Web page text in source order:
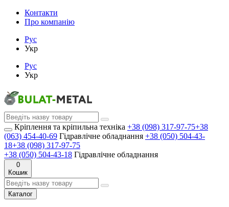
Контакти
Про компанію
Рус
Укр
Рус
Укр
Кріплення та кріпильна техніка +38 (098) 317-97-75+38
(063) 454-40-69 Гідравлічне обладнання +38 (050) 504-43-
18+38 (098) 317-97-75
+38 (050) 504-43-18 Гідравлічне обладнання
0
Кошик
Каталог